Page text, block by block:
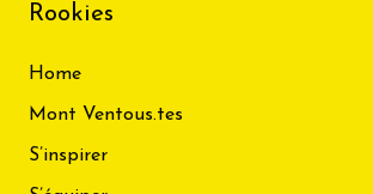
Rookies
Home
Mont Ventous.tes
S’inspirer